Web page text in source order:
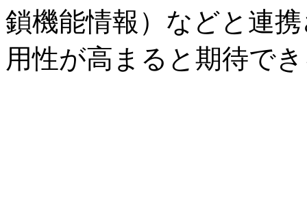
鎖機能情報）などと連
用性が高まると期待で